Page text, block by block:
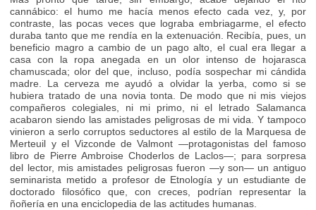
cannábico: el humo me hacía menos efecto cada vez, y, por
contraste, las pocas veces que lograba embriagarme, el efecto
duraba tanto que me rendía en la extenuación. Recibía, pues, un
beneficio magro a cambio de un pago alto, el cual era llegar a
casa con la ropa anegada en un olor intenso de hojarasca
chamuscada; olor del que, incluso, podía sospechar mi cándida
madre. La cerveza me ayudó a olvidar la yerba, como si se
hubiera tratado de una novia tonta. De modo que ni mis viejos
compañeros colegiales, ni mi primo, ni el letrado Salamanca
acabaron siendo las amistades peligrosas de mi vida. Y tampoco
vinieron a serlo corruptos seductores al estilo de la Marquesa de
Merteuil y el Vizconde de Valmont —protagonistas del famoso
libro de Pierre Ambroise Choderlos de Laclos—; para sorpresa
del lector, mis amistades peligrosas fueron —y son— un antiguo
seminarista metido a profesor de Etnología y un estudiante de
doctorado filosófico que, con creces, podrían representar la
ñoñería en una enciclopedia de las actitudes humanas.